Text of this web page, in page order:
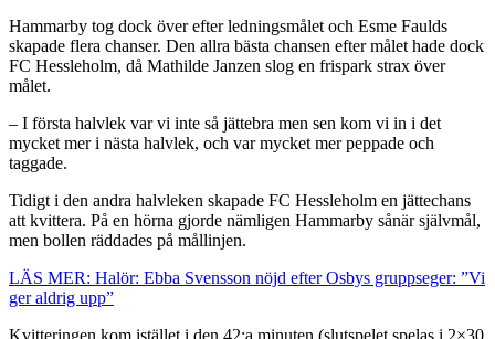
Hammarby tog dock över efter ledningsmålet och Esme Faulds
skapade flera chanser. Den allra bästa chansen efter målet hade dock
FC Hessleholm, då Mathilde Janzen slog en frispark strax över
målet.
– I första halvlek var vi inte så jättebra men sen kom vi in i det
mycket mer i nästa halvlek, och var mycket mer peppade och
taggade.
Tidigt i den andra halvleken skapade FC Hessleholm en jättechans
att kvittera. På en hörna gjorde nämligen Hammarby sånär självmål,
men bollen räddades på mållinjen.
LÄS MER: Halör: Ebba Svensson nöjd efter Osbys gruppseger: ”Vi
ger aldrig upp”